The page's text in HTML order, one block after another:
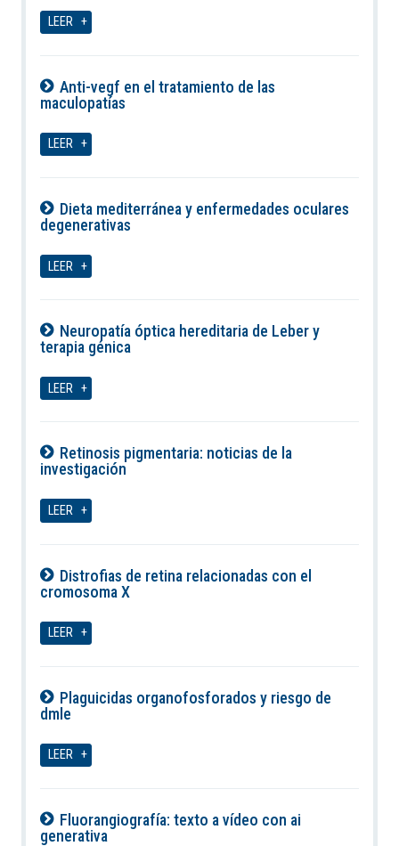
LEER
Anti-vegf en el tratamiento de las
maculopatías
LEER
Dieta mediterránea y enfermedades oculares
degenerativas
LEER
Neuropatía óptica hereditaria de Leber y
terapia génica
LEER
Retinosis pigmentaria: noticias de la
investigación
LEER
Distrofias de retina relacionadas con el
cromosoma X
LEER
Plaguicidas organofosforados y riesgo de
dmle
LEER
Fluorangiografía: texto a vídeo con ai
generativa